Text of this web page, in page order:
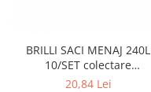
BRILLI SACI MENAJ 240L
10/SET colectare
selectiva,diverse culori
20,84 Lei